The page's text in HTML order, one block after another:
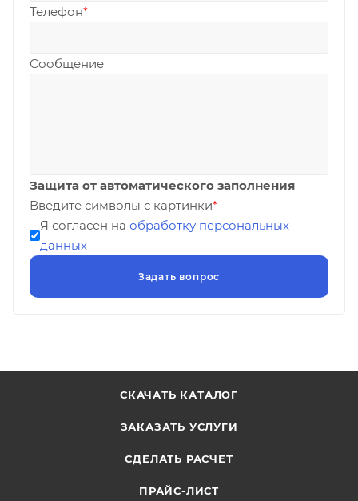
Телефон*
Сообщение
Защита от автоматического заполнения
Введите символы с картинки*
Я согласен на обработку персональных
данных
СКАЧАТЬ КАТАЛОГ
ЗАКАЗАТЬ УСЛУГИ
СДЕЛАТЬ РАСЧЕТ
ПРАЙС-ЛИСТ